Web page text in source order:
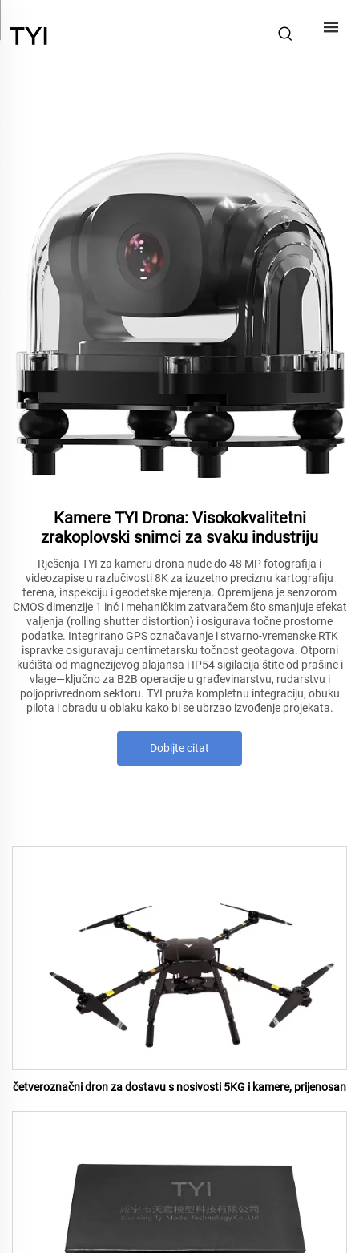
Kamere TYI Drona: Visokokvalitetni
zrakoplovski snimci za svaku industriju
Rješenja TYI za kameru drona nude do 48 MP fotografija i
videozapise u razlučivosti 8K za izuzetno preciznu kartografiju
terena, inspekciju i geodetske mjerenja. Opremljena je senzorom
CMOS dimenzije 1 inč i mehaničkim zatvaračem što smanjuje efekat
valjenja (rolling shutter distortion) i osigurava točne prostorne
podatke. Integrirano GPS označavanje i stvarno-vremenske RTK
ispravke osiguravaju centimetarsku točnost geotagova. Otporni
kućišta od magnezijevog alajansa i IP54 sigilacija štite od prašine i
vlage—ključno za B2B operacije u građevinarstvu, rudarstvu i
poljoprivrednom sektoru. TYI pruža kompletnu integraciju, obuku
pilota i obradu u oblaku kako bi se ubrzao izvođenje projekata.
Dobijte citat
četveroznačni dron za dostavu s nosivosti 5KG i kamere, prijenosan